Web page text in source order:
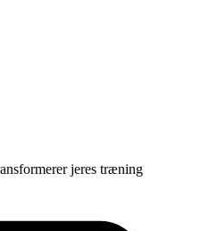
jeres træning